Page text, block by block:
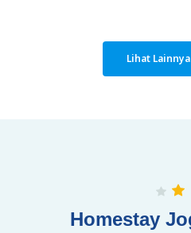
Lihat Lainnya
Homestay